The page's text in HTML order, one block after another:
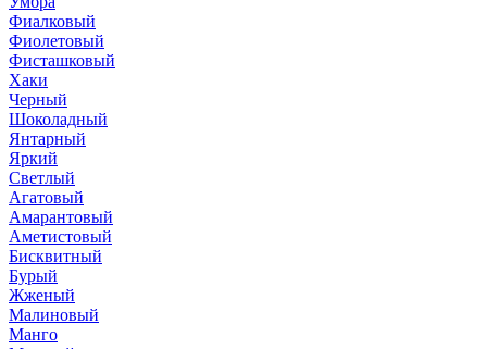
Фиалковый
Фиолетовый
Фисташковый
Хаки
Черный
Шоколадный
Янтарный
Яркий
Светлый
Агатовый
Амарантовый
Аметистовый
Бисквитный
Бурый
Жженый
Малиновый
Манго